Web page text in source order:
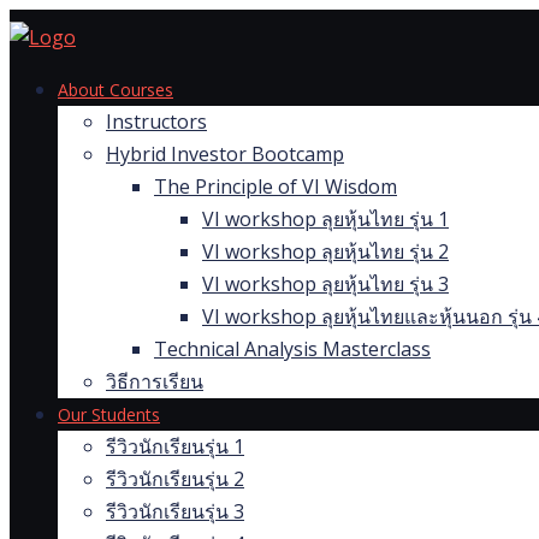
Skip
contentAbout Courses
Instructors
Hybrid Investor Bootcamp
The Principle of VI Wisdom
VI workshop ลุยหุ้นไทย รุ่น 1
VI workshop ลุยหุ้นไทย รุ่น 2
VI workshop ลุยหุ้นไทย รุ่น 3
VI workshop ลุยหุ้นไทยและหุ้นนอก รุ่น
Technical Analysis Masterclass
วิธีการเรียน
Our Students
รีวิวนักเรียนรุ่น 1
รีวิวนักเรียนรุ่น 2
รีวิวนักเรียนรุ่น 3